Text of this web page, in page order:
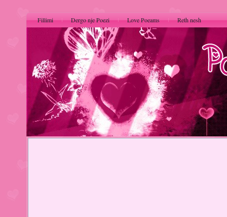
Fillimi Dergo nje Poezi Love Poeams Reth nesh